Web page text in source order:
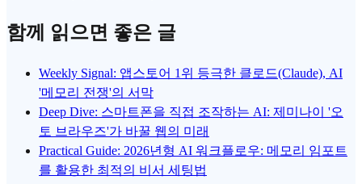
함께 읽으면 좋은 글
Weekly Signal: 앱스토어 1위 등극한 클로드(Claude), AI
'메모리 전쟁'의 서막
Deep Dive: 스마트폰을 직접 조작하는 AI: 제미나이 '오
토 브라우즈'가 바꿀 웹의 미래
Practical Guide: 2026년형 AI 워크플로우: 메모리 임포트
를 활용한 최적의 비서 세팅법